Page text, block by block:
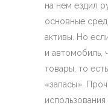
на нем ездил
основные
активы. Но
и автомобиль,
товары, то
«запасы».